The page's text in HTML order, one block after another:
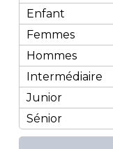
Enfant
Femmes
Hommes
Intermédiaire
Junior
Sénior